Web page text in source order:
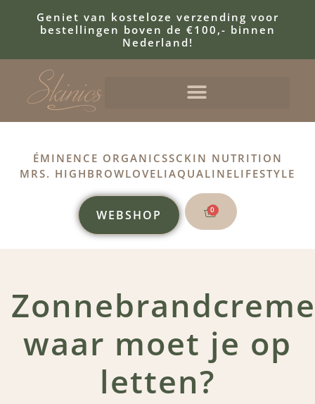
Geniet van kosteloze verzending voor
bestellingen boven de €100,- binnen
Nederland!
ÉMINENCE ORGANICSSCKIN NUTRITION
MRS. HIGHBROWLOVELIAQUALINELIFESTYLE
WEBSHOP 0
waar moet je op
letten?